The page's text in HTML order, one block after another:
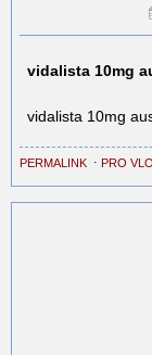
vidalista 10mg
vidalista 10mg
PERMALINK ⋅ PRO